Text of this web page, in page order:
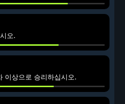
오.
이상으로 승리하십시오.